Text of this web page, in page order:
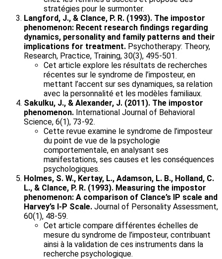
stratégies pour le surmonter.
Langford, J., & Clance, P. R. (1993). The impostor
phenomenon: Recent research findings regarding
dynamics, personality and family patterns and their
implications for treatment. Psychotherapy: Theory,
Research, Practice, Training, 30(3), 495-501.
Cet article explore les résultats de recherches
récentes sur le syndrome de l’imposteur, en
mettant l’accent sur ses dynamiques, sa relation
avec la personnalité et les modèles familiaux.
Sakulku, J., & Alexander, J. (2011). The impostor
phenomenon. International Journal of Behavioral
Science, 6(1), 73-92.
Cette revue examine le syndrome de l’imposteur
du point de vue de la psychologie
comportementale, en analysant ses
manifestations, ses causes et les conséquences
psychologiques.
Holmes, S. W., Kertay, L., Adamson, L. B., Holland, C.
L., & Clance, P. R. (1993). Measuring the impostor
phenomenon: A comparison of Clance’s IP scale and
Harvey’s I-P Scale. Journal of Personality Assessment,
60(1), 48-59.
Cet article compare différentes échelles de
mesure du syndrome de l’imposteur, contribuant
ainsi à la validation de ces instruments dans la
recherche psychologique.